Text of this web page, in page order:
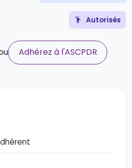
Autorisés
Adhérez à l'ASCPDR